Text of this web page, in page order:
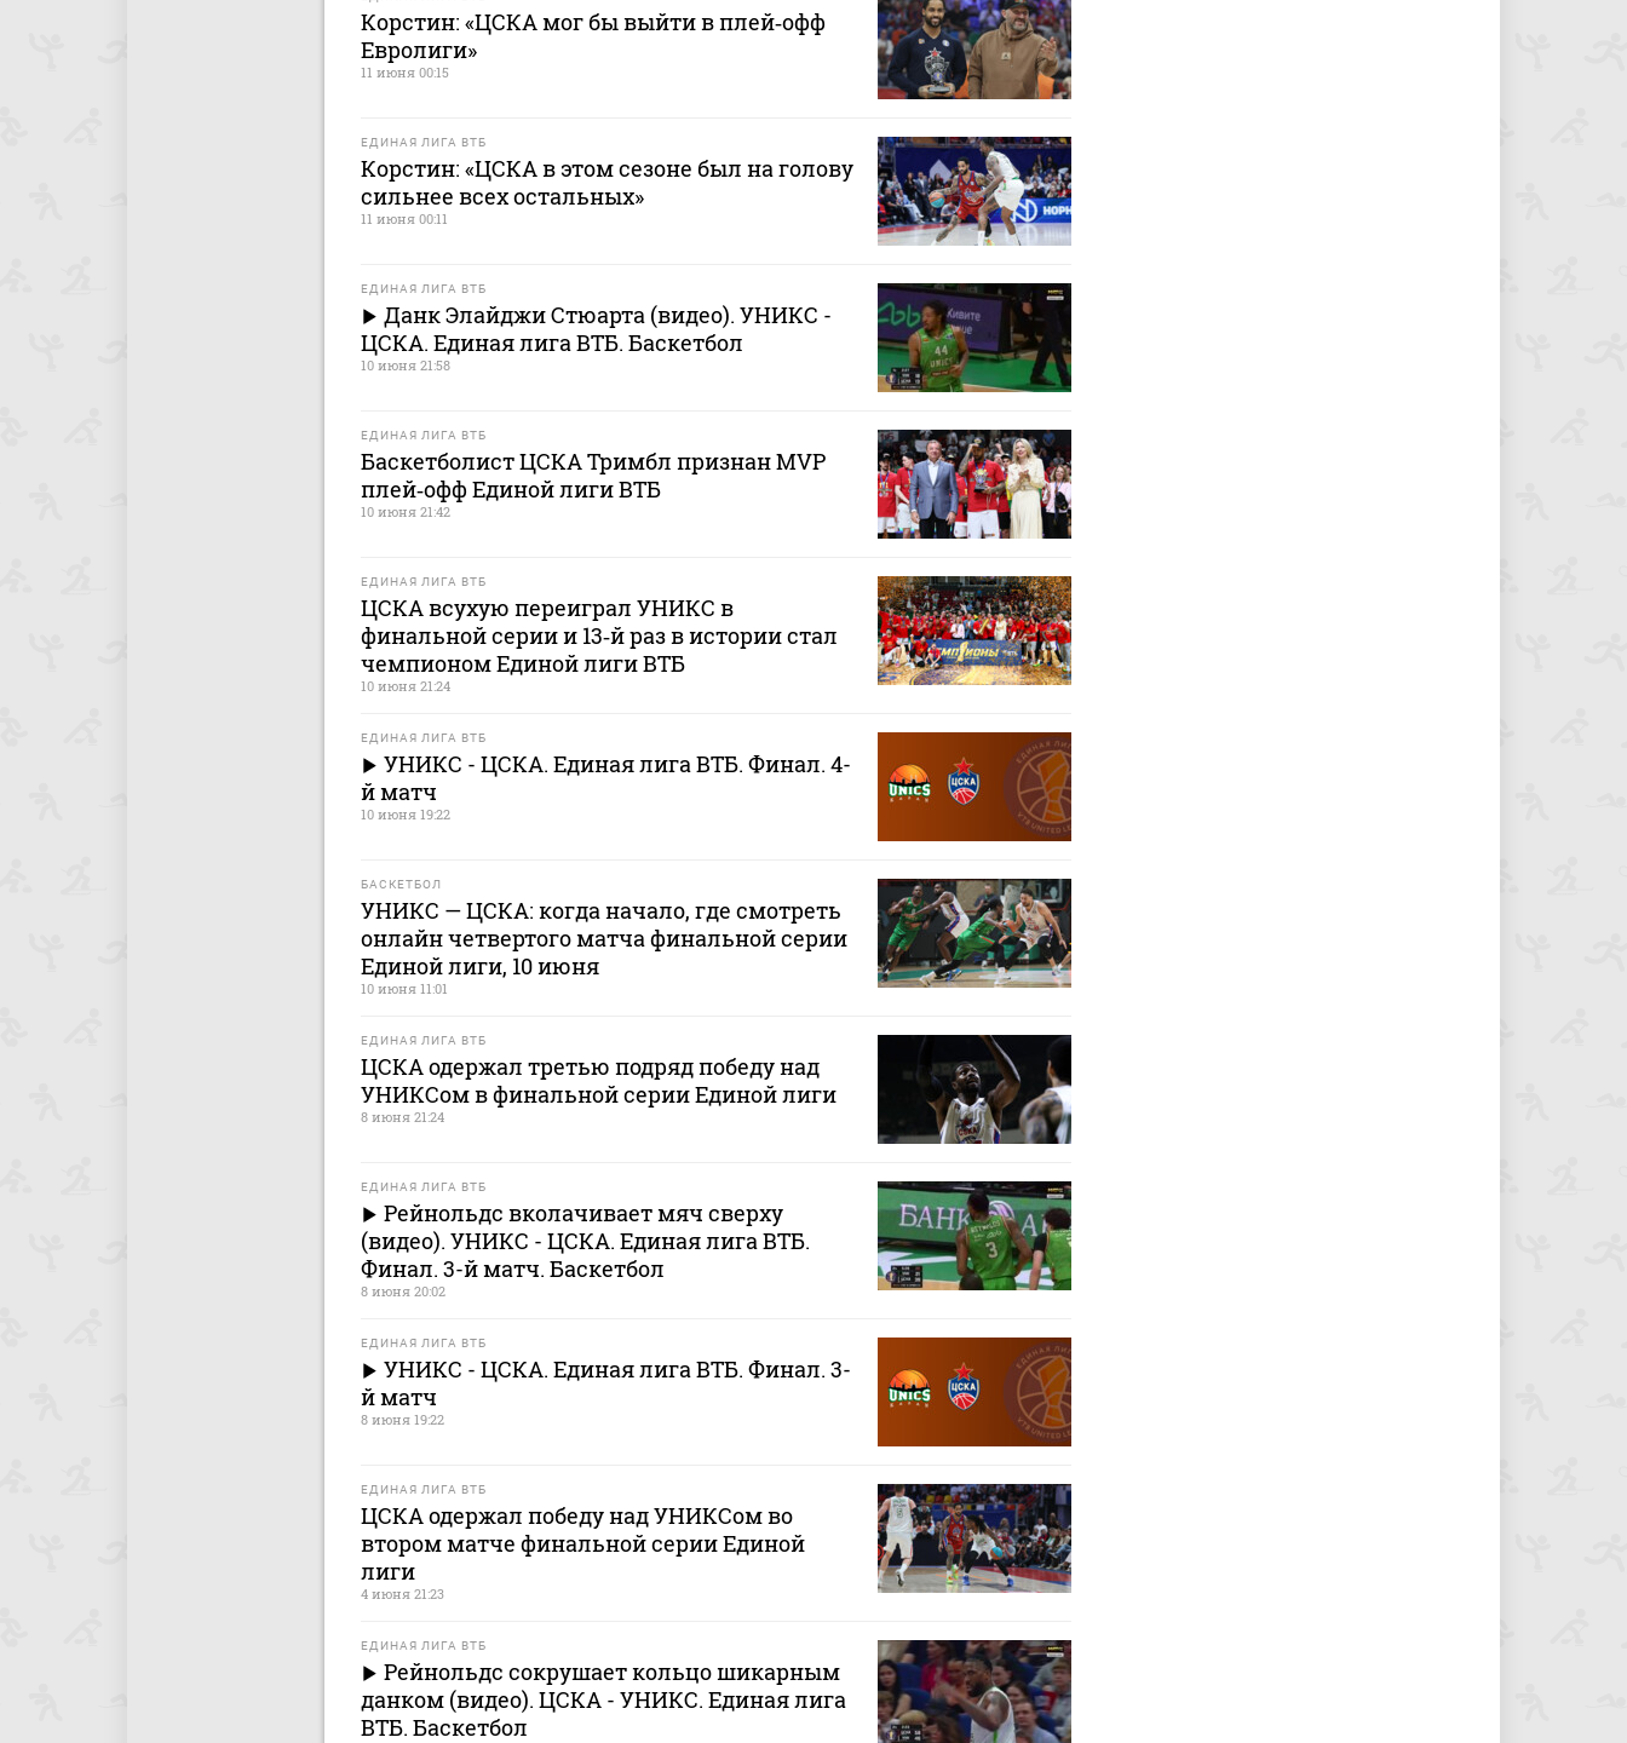
Корстин: «ЦСКА мог бы выйти в плей‑офф
Евролиги»
11 июня 00:15
ЕДИНАЯ ЛИГА ВТБ
Корстин: «ЦСКА в этом сезоне был на голову
сильнее всех остальных»
11 июня 00:11
ЕДИНАЯ ЛИГА ВТБ
Данк Элайджи Стюарта (видео). УНИКС -
ЦСКА. Единая лига ВТБ. Баскетбол
10 июня 21:58
ЕДИНАЯ ЛИГА ВТБ
Баскетболист ЦСКА Тримбл признан MVP
плей‑офф Единой лиги ВТБ
10 июня 21:42
ЕДИНАЯ ЛИГА ВТБ
ЦСКА всухую переиграл УНИКС в
финальной серии и 13‑й раз в истории стал
чемпионом Единой лиги ВТБ
10 июня 21:24
ЕДИНАЯ ЛИГА ВТБ
УНИКС - ЦСКА. Единая лига ВТБ. Финал. 4-
й матч
10 июня 19:22
БАСКЕТБОЛ
УНИКС — ЦСКА: когда начало, где смотреть
онлайн четвертого матча финальной серии
Единой лиги, 10 июня
10 июня 11:01
ЕДИНАЯ ЛИГА ВТБ
ЦСКА одержал третью подряд победу над
УНИКСом в финальной серии Единой лиги
8 июня 21:24
ЕДИНАЯ ЛИГА ВТБ
Рейнольдс вколачивает мяч сверху
(видео). УНИКС - ЦСКА. Единая лига ВТБ.
Финал. 3-й матч. Баскетбол
8 июня 20:02
ЕДИНАЯ ЛИГА ВТБ
УНИКС - ЦСКА. Единая лига ВТБ. Финал. 3-
й матч
8 июня 19:22
ЕДИНАЯ ЛИГА ВТБ
ЦСКА одержал победу над УНИКСом во
втором матче финальной серии Единой
лиги
4 июня 21:23
ЕДИНАЯ ЛИГА ВТБ
Рейнольдс сокрушает кольцо шикарным
данком (видео). ЦСКА - УНИКС. Единая лига
ВТБ. Баскетбол